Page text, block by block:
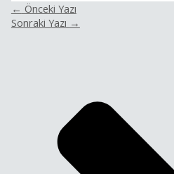
← Önceki Yazı
Sonraki Yazı →